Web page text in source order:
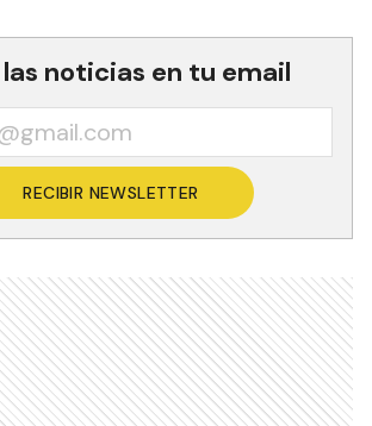
noticias en tu email
RECIBIR NEWSLETTER